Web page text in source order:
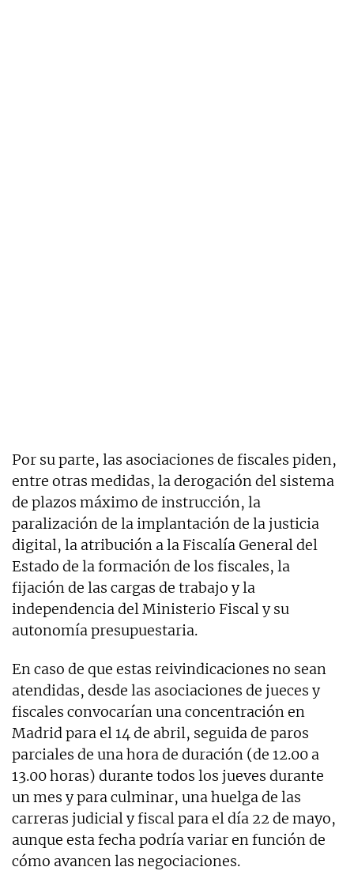
Por su parte, las asociaciones de fiscales piden,
entre otras medidas, la derogación del sistema
de plazos máximo de instrucción, la
paralización de la implantación de la justicia
digital, la atribución a la Fiscalía General del
Estado de la formación de los fiscales, la
fijación de las cargas de trabajo y la
independencia del Ministerio Fiscal y su
autonomía presupuestaria.
En caso de que estas reivindicaciones no sean
atendidas, desde las asociaciones de jueces y
fiscales convocarían una concentración en
Madrid para el 14 de abril, seguida de paros
parciales de una hora de duración (de 12.00 a
13.00 horas) durante todos los jueves durante
un mes y para culminar, una huelga de las
carreras judicial y fiscal para el día 22 de mayo,
aunque esta fecha podría variar en función de
cómo avancen las negociaciones.